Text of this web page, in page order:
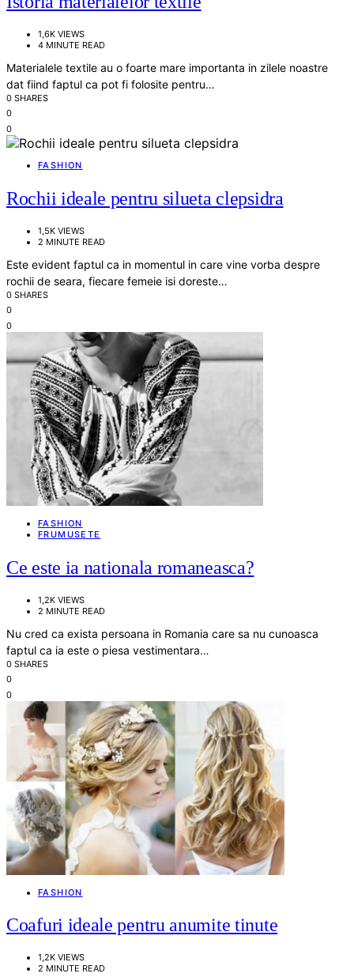
1,6K VIEWS
4 MINUTE READ
Materialele textile au o foarte mare importanta in zilele noastre
dat fiind faptul ca pot fi folosite pentru…
0 SHARES
0
0
FASHION
Rochii ideale pentru silueta clepsidra
1,5K VIEWS
2 MINUTE READ
Este evident faptul ca in momentul in care vine vorba despre
rochii de seara, fiecare femeie isi doreste…
0 SHARES
0
0
FASHION
FRUMUSETE
Ce este ia nationala romaneasca?
1,2K VIEWS
2 MINUTE READ
Nu cred ca exista persoana in Romania care sa nu cunoasca
faptul ca ia este o piesa vestimentara…
0 SHARES
0
0
FASHION
Coafuri ideale pentru anumite tinute
1,2K VIEWS
2 MINUTE READ